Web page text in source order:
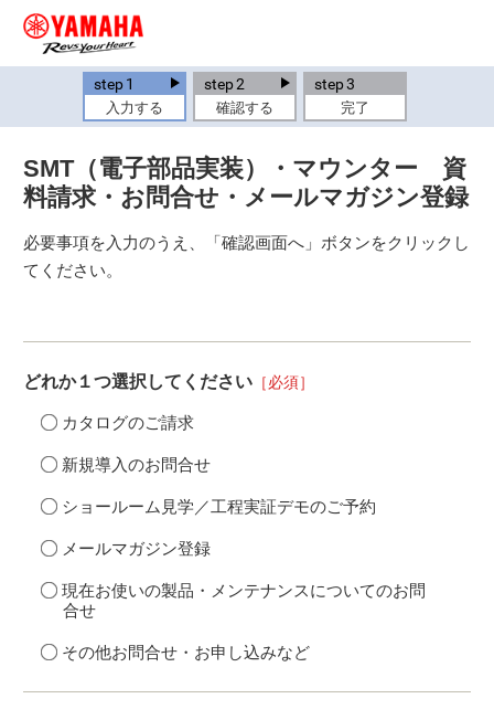
step1
入力する
step2
確認する
step3
完了
SMT（電子部品実装）・マウンター 資
料請求・お問合せ・メールマガジン登録
必要事項を入力のうえ、「確認画面へ」ボタンをクリックし
てください。
どれか１つ選択してください［必須］
カタログのご請求
新規導入のお問合せ
ショールーム見学／工程実証デモのご予約
メールマガジン登録
現在お使いの製品・メンテナンスについてのお問
合せ
その他お問合せ・お申し込みなど